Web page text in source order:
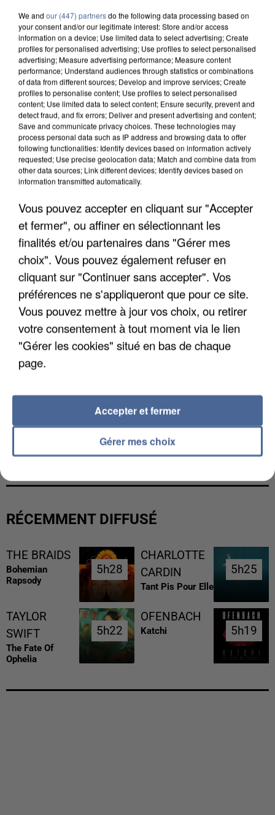
APRÈS TOUTES CES CANICULES, LES REFUGES
DE FAUNE SAUVAGE SONT...
L’UN DES FONDATEURS SUPPOSÉS DE LA DZ
MAFIA INTERPELLÉ EN ALGÉRIE
RÉCEMMENT DIFFUSÉ
THE BRAIDS
Bohemian
Rapsody
5h28
5h28
CHARLOTTE
CARDIN
Tant Pis Pour Elle
5h25
5h25
TAYLOR
SWIFT
The Fate Of
Ophelia
5h22
5h22
OFENBACH
Katchi 5h19
5h19
We and our (447) partnersdo the following data processing based on
your consent and/or our legitimate interest: Store and/or access
information on a device; Use limited data to select advertising; Create
profiles for personalised advertising; Use profiles to select personalised
advertising; Measure advertising performance; Measure content
performance; Understand audiences through statistics or combinations
of data from different sources; Develop and improve services; Create
profiles to personalise content; Use profiles to select personalised
content; Use limited data to select content; Ensure security, prevent and
detect fraud, and fix errors; Deliver and present advertising and content;
Save and communicate privacy choices. These technologies may
process personal data such as IP address and browsing data to offer
following functionalities: Identify devices based on information actively
requested; Use precise geolocation data; Match and combine data from
other data sources; Link different devices; Identify devices based on
information transmitted automatically.
Vous pouvez accepter en cliquant sur "Accepter
et fermer", ou affiner en sélectionnant les
finalités et/ou partenaires dans "Gérer mes
choix". Vous pouvez également refuser en
cliquant sur "Continuer sans accepter". Vos
préférences ne s'appliqueront que pour ce site.
Vous pouvez mettre à jour vos choix, ou retirer
votre consentement à tout moment via le lien
"Gérer les cookies" situé en bas de chaque
page.
Gérer mes choix
Accepter et fermer